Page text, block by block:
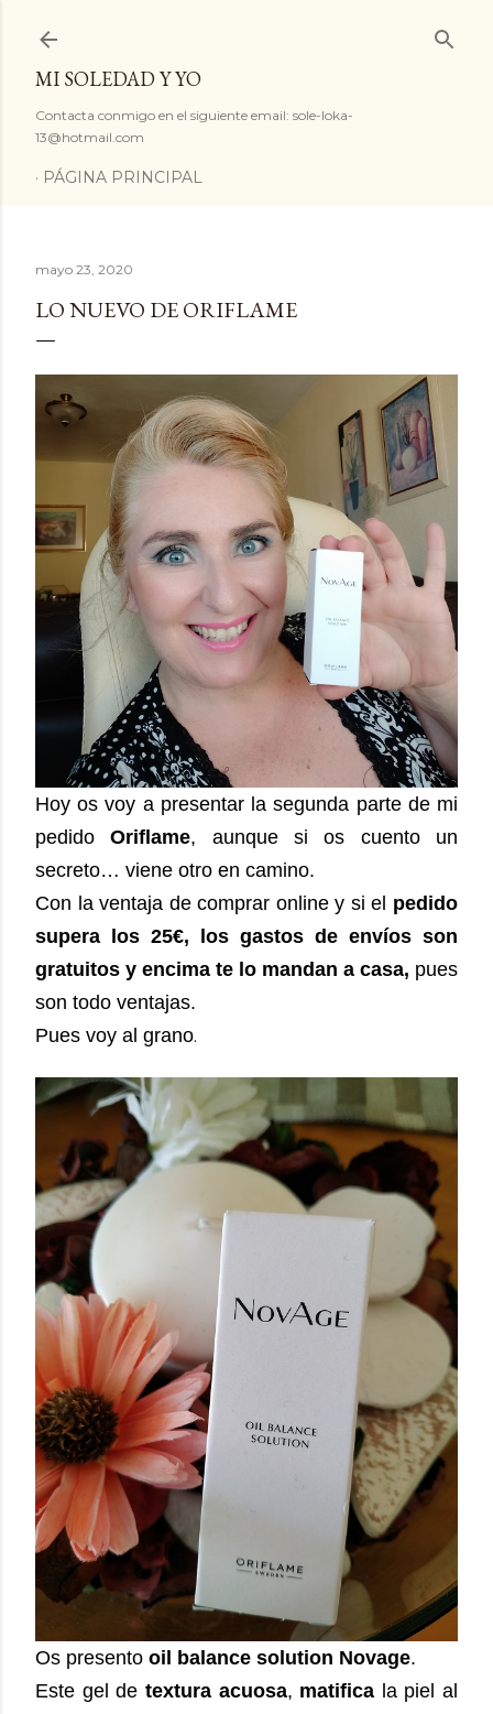
MI SOLEDAD Y YO
Contacta conmigo en el siguiente email: sole-loka-
13@hotmail.com
PÁGINA PRINCIPAL
mayo 23, 2020
LO NUEVO DE ORIFLAME
Hoy os voy a presentar la segunda parte de mi
pedidoOriflame, aunque si os cuento un
secreto… viene otro en camino.
Con la ventaja de comprar online y si el pedido
supera los 25€, los gastos de envíos son
gratuitos y encima te lo mandan a casa, pues
son todo ventajas.
Pues voy al grano.
Os presento oil balance solution Novage.
Este gel de textura acuosa, matifica la piel al